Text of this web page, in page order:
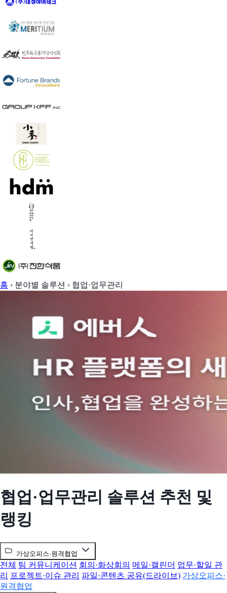
홈 › 분야별 솔루션 › 협업·업무관리
협업·업무관리 솔루션 추천 및
랭킹
가상오피스·원격협업
전체 팀 커뮤니케이션 회의·화상회의 메일·캘린더 업무·할일 관
리
프로젝트·이슈 관리 파일·콘텐츠 공유(드라이브) 가상오피스·
원격협업